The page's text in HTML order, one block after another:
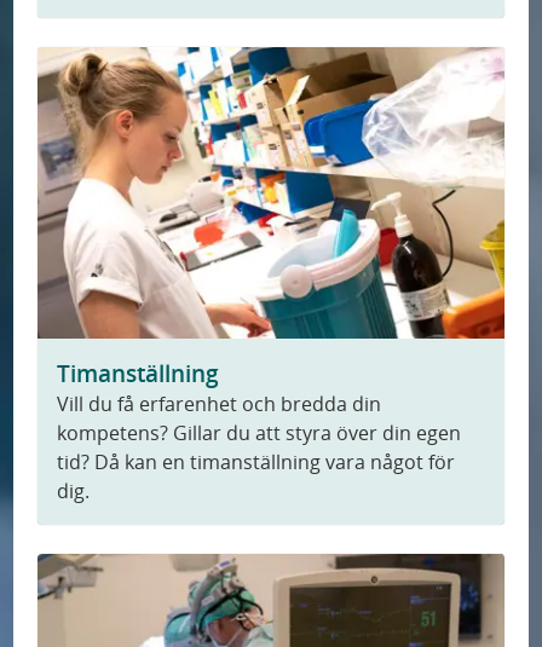
Timanställning
Vill du få erfarenhet och bredda din
kompetens? Gillar du att styra över din egen
tid? Då kan en timanställning vara något för
dig.